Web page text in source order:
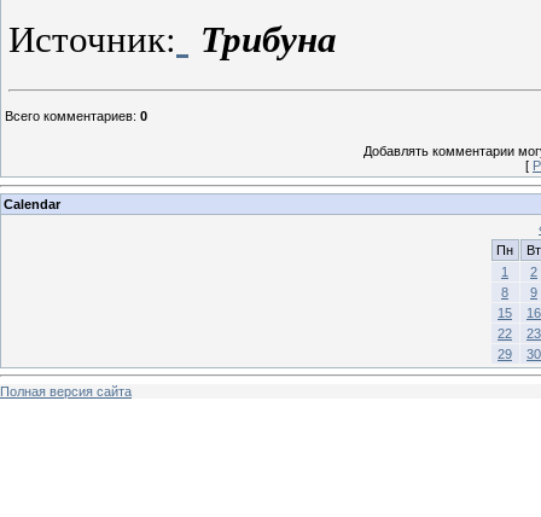
Источник: Трибуна
Всего комментариев: 0
Добавлять комментарии
[
Calendar
Пн
Вт
1
2
8
9
15
16
22
23
29
30
Полная версия сайта